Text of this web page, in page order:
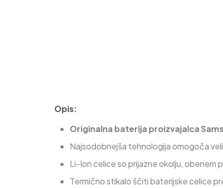
Opis:
Originalna baterija proizvajalca
Najsodobnejša tehnologija omogoča
Li-Ion celice so prijazne okolju, obenem
Termično stikalo ščiti baterijske celice